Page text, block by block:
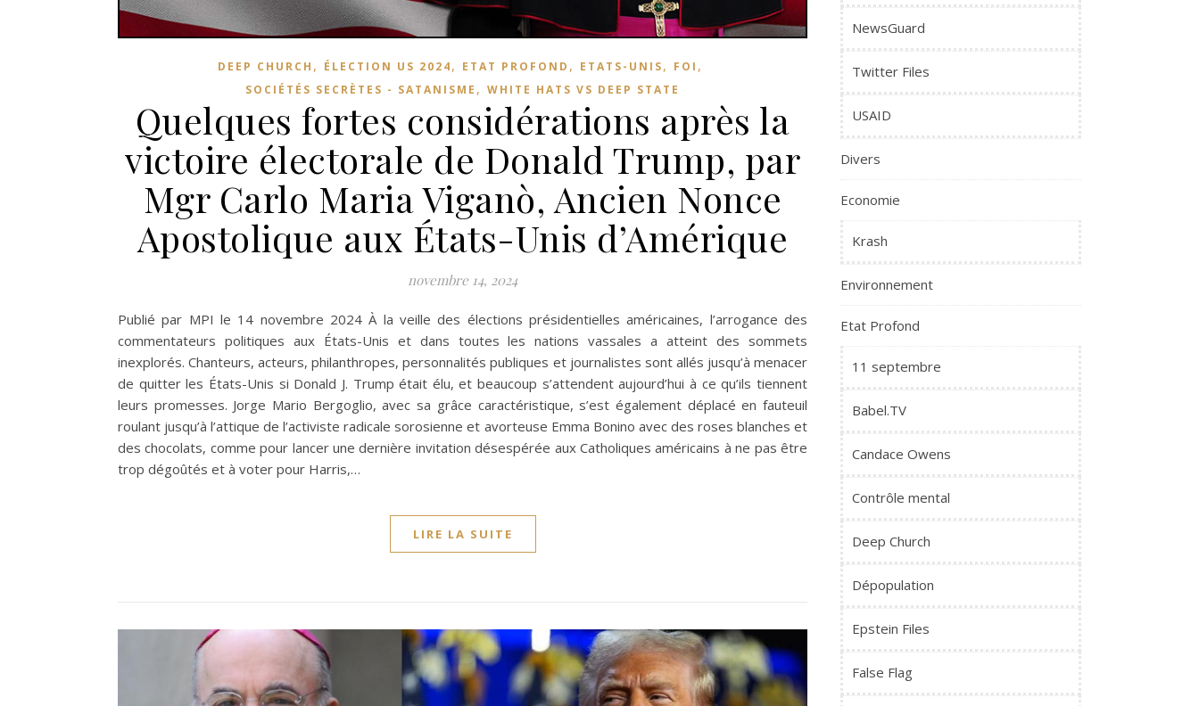
DEEP CHURCH , ÉLECTION US 2024, ETAT PROFOND , ETATS-UNIS, FOI ,
SOCIÉTÉS SECRÈTES - SATANISME , WHITE HATS VS DEEP STATE
Quelques fortes considérations après la
victoire électorale de Donald Trump, par
Mgr Carlo Maria Viganò, Ancien Nonce
Apostolique aux États-Unis d’Amérique
novembre 14, 2024
Publié par MPI le 14 novembre 2024 À la veille des élections présidentielles américaines, l’arrogance des
commentateurs politiques aux États-Unis et dans toutes les nations vassales a atteint des sommets
inexplorés. Chanteurs, acteurs, philanthropes, personnalités publiques et journalistes sont allés jusqu’à menacer
de quitter les États-Unis si Donald J. Trump était élu, et beaucoup s’attendent aujourd’hui à ce qu’ils tiennent
leurs promesses. Jorge Mario Bergoglio, avec sa grâce caractéristique, s’est également déplacé en fauteuil
roulant jusqu’à l’attique de l’activiste radicale sorosienne et avorteuse Emma Bonino avec des roses blanches et
des chocolats, comme pour lancer une dernière invitation désespérée aux Catholiques américains à ne pas être
trop dégoûtés et à voter pour Harris,…
LIRE LA SUITE
NewsGuard
Twitter Files
USAID
Divers
Economie
Krash
Environnement
Etat Profond
11 septembre
Babel.TV
Candace Owens
Contrôle mental
Deep Church
Dépopulation
Epstein Files
False Flag